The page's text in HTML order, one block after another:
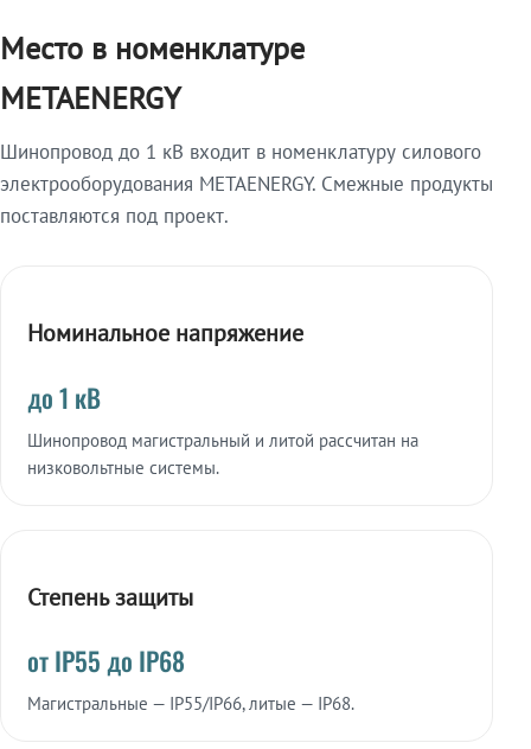
Место в номенклатуре
METAENERGY
Шинопровод до 1 кВ входит в номенклатуру силового
электрооборудования METAENERGY. Смежные продукты
поставляются под проект.
Номинальное напряжение
до 1 кВ
Шинопровод магистральный и литой рассчитан на
низковольтные системы.
Степень защиты
от IP55 до IP68
Магистральные — IP55/IP66, литые — IP68.